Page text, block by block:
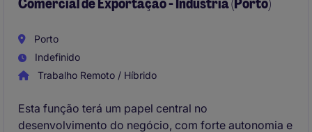
Porto
Indefinido
Trabalho Remoto / Híbrido
Esta função terá um papel central no
desenvolvimento do negócio, com forte autonomia e